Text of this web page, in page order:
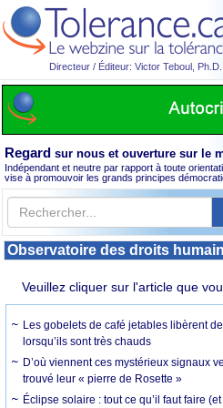
Directeur / Éditeur: Victor Teboul, Ph.D.
Regard sur nous et ouverture sur le
Indépendant et neutre par rapport à toute
vise à promouvoir les grands principes
Observatoire des droits
Veuillez cliquer sur l'article que
Les gobelets de café jetables libèrent
lorsqu’ils sont très chauds
D’où viennent ces mystérieux signaux
trouvé leur « pierre de Rosette »
Éclipse solaire : tout ce qu’il faut faire